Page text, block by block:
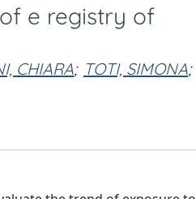
e registry of
CHIARA; TOTI, SIMONA;